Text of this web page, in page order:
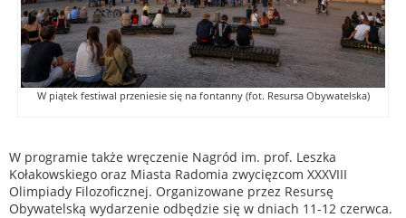
W piątek festiwal przeniesie się na fontanny (fot. Resursa Obywatelska)
W programie także wręczenie Nagród im. prof. Leszka
Kołakowskiego oraz Miasta Radomia zwycięzcom XXXVIII
Olimpiady Filozoficznej. Organizowane przez Resursę
Obywatelską wydarzenie odbędzie się w dniach 11-12 czerwca.